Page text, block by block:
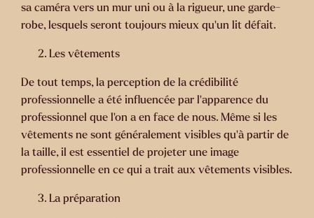
sa caméra vers un mur uni ou à la rigueur, une garde-
robe, lesquels seront toujours mieux qu’un lit défait.
Les vêtements
De tout temps, la perception de la crédibilité
professionnelle a été influencée par l’apparence du
professionnel que l’on a en face de nous. Même si les
vêtements ne sont généralement visibles qu’à partir de
la taille, il est essentiel de projeter une image
professionnelle en ce qui a trait aux vêtements visibles.
La préparation